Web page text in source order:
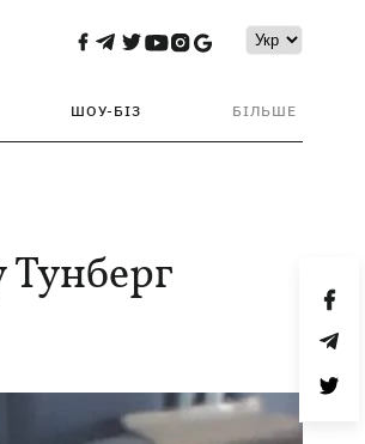
ШОУ-БІЗ БІЛЬШЕ
Тунберг